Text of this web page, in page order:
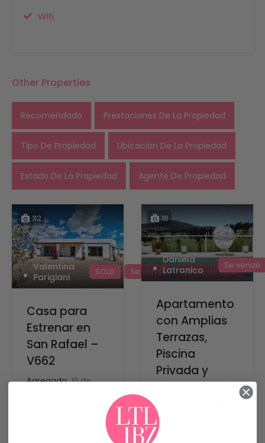
Wifi
Other Properties
Recomendado Prestaciones De La Propiedad
Tipo De Propiedad Ubicación De La Propiedad
Estado De La Propiedad Agente De Propiedad
32
Valentina
Parigiani
SOLD Se vende Venta de villas
Casa para
Estrenar en
San Rafael –
V662
Agregado: 10 de
16
Daniela
Latronico
Se vende
Apartamento
con Amplias
Terrazas,
Piscina
Privada y
Vistas al Golf
Ibiza – V723